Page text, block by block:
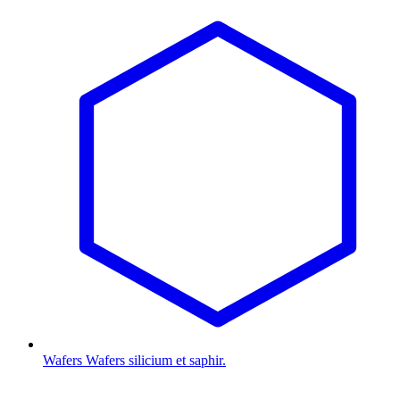
Wafers Wafers silicium et saphir.